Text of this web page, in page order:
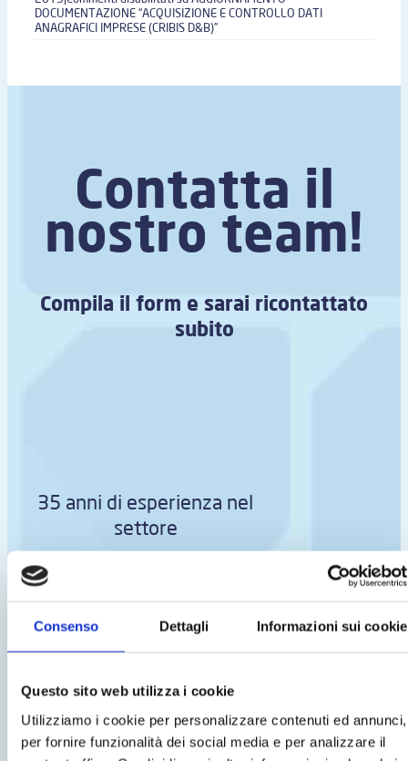
Consenso Dettagli Informazioni sui cookie
Questo sito web utilizza i cookie
Utilizziamo i cookie per personalizzare contenuti ed annunci,
per fornire funzionalità dei social media e per analizzare il
DOCUMENTAZIONE “ACQUISIZIONE E CONTROLLO DATI
ANAGRAFICI IMPRESE (CRIBIS D&B)”
Contatta il
nostro team!
Compila il form e sarai ricontattato
subito
35 anni di esperienza nel
settore
Assistenza tecnica qualificata